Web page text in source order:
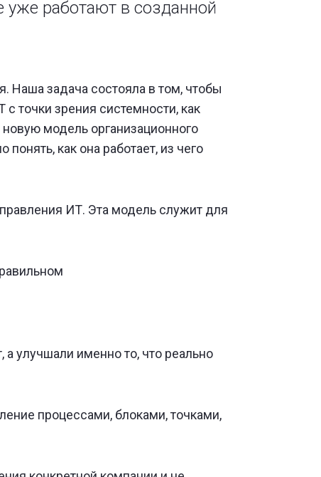
уже работают в созданной
Наша задача состояла в том, чтобы
с точки зрения системности, как
модель организационного
как она работает, из чего
ИТ. Эта модель служит для
улучшали именно то, что реально
процессами, блоками, точками,